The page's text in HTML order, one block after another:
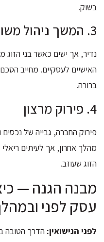
בשוק.
3. המשך ניהול משותף (נדיר)
נדיר, אך ישים כאשר בני הזוג
האישיים לעסקיים. מחייב הסכם
ברורה.
4. פירוק מרצון
פירוק החברה, גבייה של
מהלך אחרון, אך לעיתים
הזוג שעוזב.
מבנה הגנה —
עסק לפני
לפני הנישואין: הדרך הטובה